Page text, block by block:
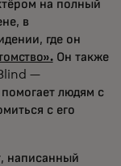
на полный
в
где он
Он также
—
людям с
с его
написанный